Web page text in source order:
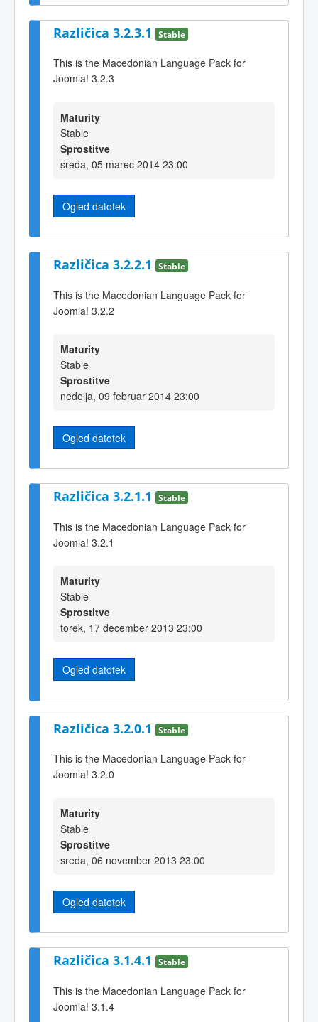
Različica 3.2.3.1 Stable
This is the Macedonian Language Pack for
Joomla! 3.2.3
Maturity
Stable
Sprostitve
sreda, 05 marec 2014 23:00
Ogled datotek
Različica 3.2.2.1 Stable
This is the Macedonian Language Pack for
Joomla! 3.2.2
Maturity
Stable
Sprostitve
nedelja, 09 februar 2014 23:00
Ogled datotek
Različica 3.2.1.1 Stable
This is the Macedonian Language Pack for
Joomla! 3.2.1
Maturity
Stable
Sprostitve
torek, 17 december 2013 23:00
Ogled datotek
Različica 3.2.0.1 Stable
This is the Macedonian Language Pack for
Joomla! 3.2.0
Maturity
Stable
Sprostitve
sreda, 06 november 2013 23:00
Ogled datotek
Različica 3.1.4.1 Stable
This is the Macedonian Language Pack for
Joomla! 3.1.4